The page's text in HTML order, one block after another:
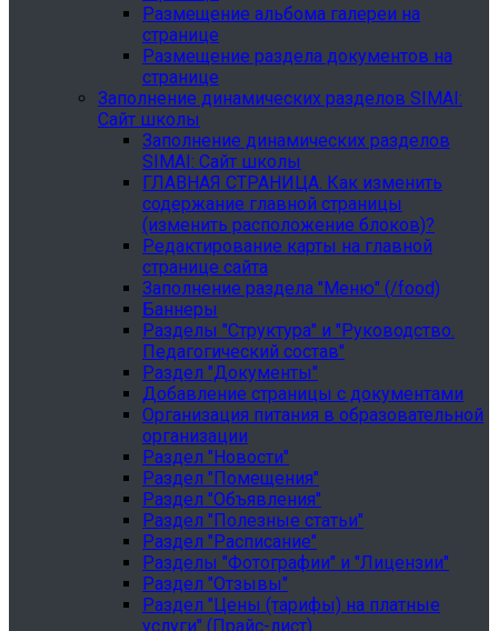
Размещение альбома галереи на
странице
Размещение раздела документов на
странице
Заполнение динамических разделов SIMAI:
Сайт школы
Заполнение динамических разделов
SIMAI: Сайт школы
ГЛАВНАЯ СТРАНИЦА. Как изменить
содержание главной страницы
(изменить расположение блоков)?
Редактирование карты на главной
странице сайта
Заполнение раздела "Меню" (/food)
Баннеры
Разделы "Структура" и "Руководство.
Педагогический состав"
Раздел "Документы"
Добавление страницы с документами
Организация питания в образовательной
организации
Раздел "Новости"
Раздел "Помещения"
Раздел "Объявления"
Раздел "Полезные статьи"
Раздел "Расписание"
Разделы "Фотографии" и "Лицензии"
Раздел "Отзывы"
Раздел "Цены (тарифы) на платные
услуги" (Прайс-лист)